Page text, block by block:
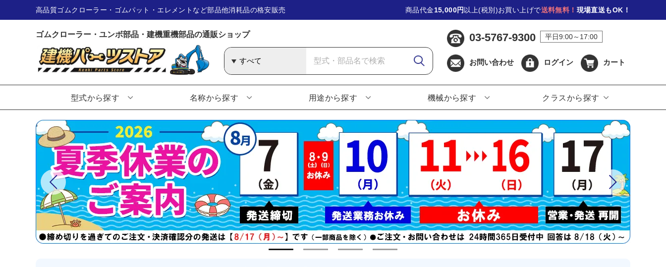
高品質ゴムクローラー・ゴムパット・エレメントなど部品他消耗品の格安販売 商品代金15,000円 以上(税別)お買い上げで送料無料！ 現場直送もOK！
ゴムクローラー・ユンボ部品・建機重機部品の通販ショップ 03-5767-9300 平日9:00～17:00
お問い合わせ ログイン カート
型式から探す 名称から探す 用途から探す 機械から探す クラスから探す